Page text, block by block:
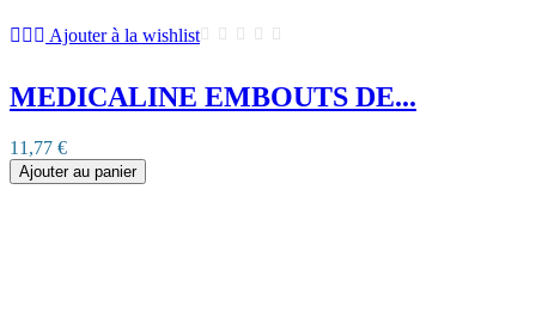
Ajouter à la wishlist
MEDICALINE EMBOUTS DE...
11,77 €
Ajouter au panier